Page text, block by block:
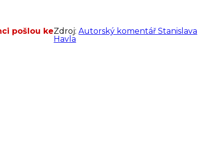
pošlou keZdroj:Autorský komentář Stanislava
Havla